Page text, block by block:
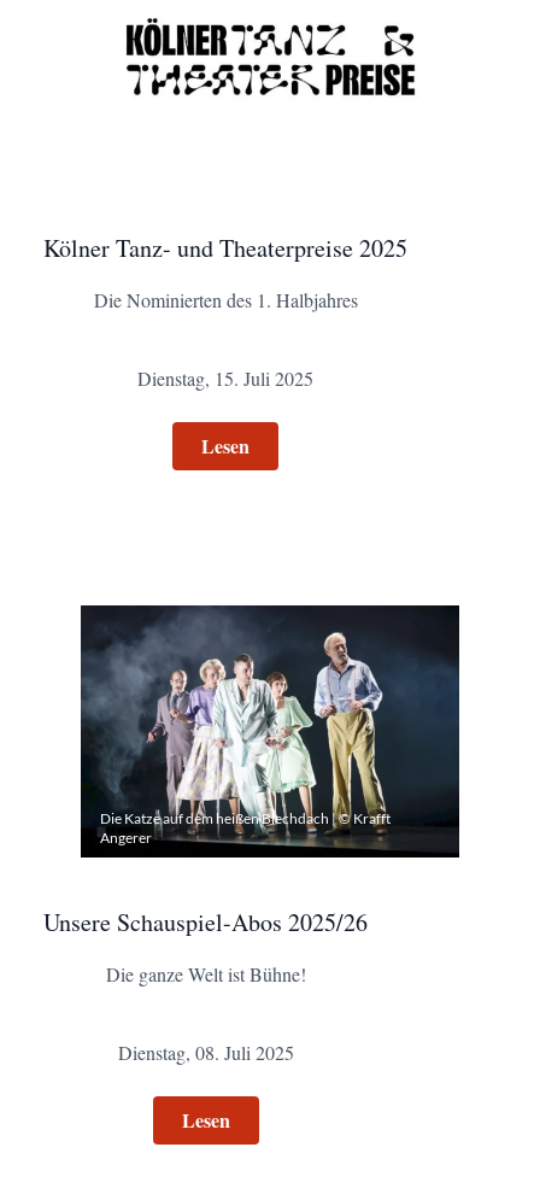
Kölner Tanz- und Theaterpreise 2025
Die Nominierten des 1. Halbjahres
Dienstag, 15. Juli 2025
Lesen
Die Katze auf dem heißen Blechdach | © Krafft
Angerer
Unsere Schauspiel-Abos 2025/26
Die ganze Welt ist Bühne!
Dienstag, 08. Juli 2025
Lesen